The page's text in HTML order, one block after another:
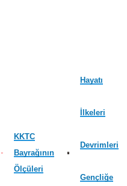
KKTC
Bayrağının
Ölçüleri
Hayatı
İlkeleri
Devrimleri
Gençliğe